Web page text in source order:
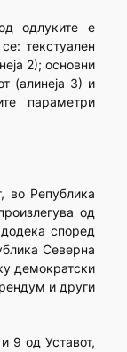
одлуките е
текстуален
2); основни
(алинеја 3) и
параметри
во Република
од
според
Северна
демократски
и други
9 од Уставот,